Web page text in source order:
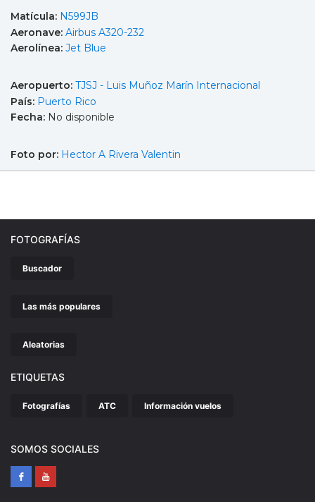
Matícula: N599JB
Aeronave: Airbus A320-232
Aerolínea: Jet Blue
Aeropuerto: TJSJ - Luis Muñoz Marín Internacional
País: Puerto Rico
Fecha: No disponible
Foto por: Hector A Rivera Valentin
FOTOGRAFÍAS
Buscador
Las más populares
Aleatorias
ETIQUETAS
Fotografías ATC Información vuelos
SOMOS SOCIALES